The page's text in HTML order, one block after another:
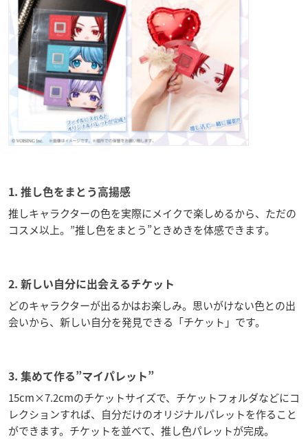
1. 推し色をまとう高揚感
推しキャラクターの色を実際にメイクで楽しめるから、ただの
コスメ以上。”推し色をまとう”ときめきを体感できます。
2. 新しい自分に出会えるチケット
どのキャラクターが出るかはお楽しみ。思いがけない色との出
会いから、新しい自分を発見できる「チケット」です。
3. 集めて作る”マイパレット”
15cm×7.2cmのチケットサイズで、チケットフォルダなどにコ
レクションすれば、自分だけのオリジナルパレットを作ること
ができます。チケットを並べて、推し色パレットが完成。